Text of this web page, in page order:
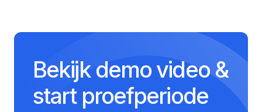
Bekijk demo video &
start proefperiode